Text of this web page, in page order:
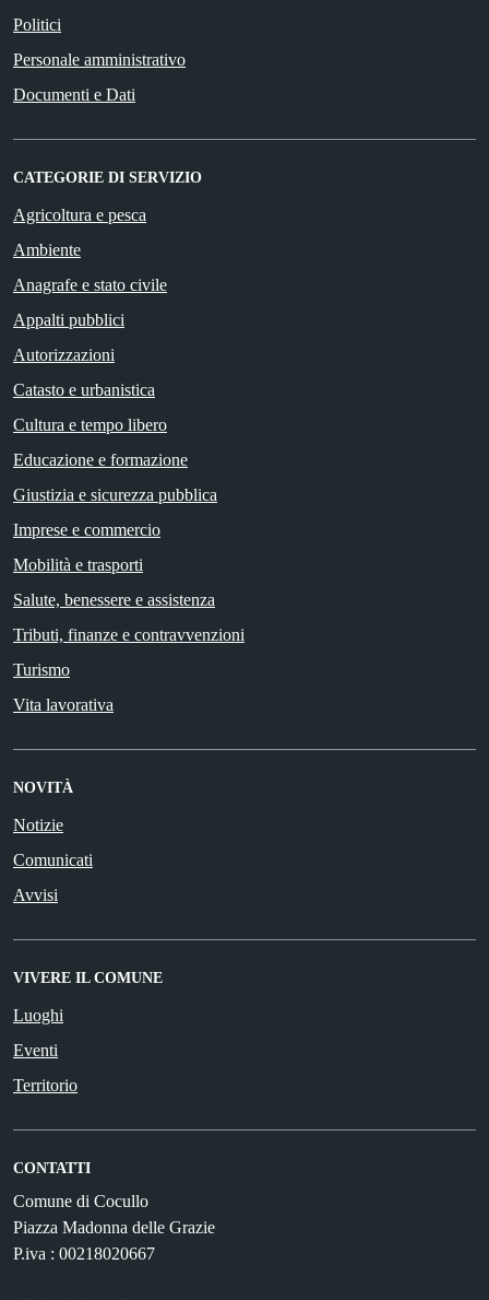
Politici
Personale amministrativo
Documenti e Dati
CATEGORIE DI SERVIZIO
Agricoltura e pesca
Ambiente
Anagrafe e stato civile
Appalti pubblici
Autorizzazioni
Catasto e urbanistica
Cultura e tempo libero
Educazione e formazione
Giustizia e sicurezza pubblica
Imprese e commercio
Mobilità e trasporti
Salute, benessere e assistenza
Tributi, finanze e contravvenzioni
Turismo
Vita lavorativa
NOVITÀ
Notizie
Comunicati
Avvisi
VIVERE IL COMUNE
Luoghi
Eventi
Territorio
CONTATTI
Comune di Cocullo
Piazza Madonna delle Grazie
P.iva : 00218020667